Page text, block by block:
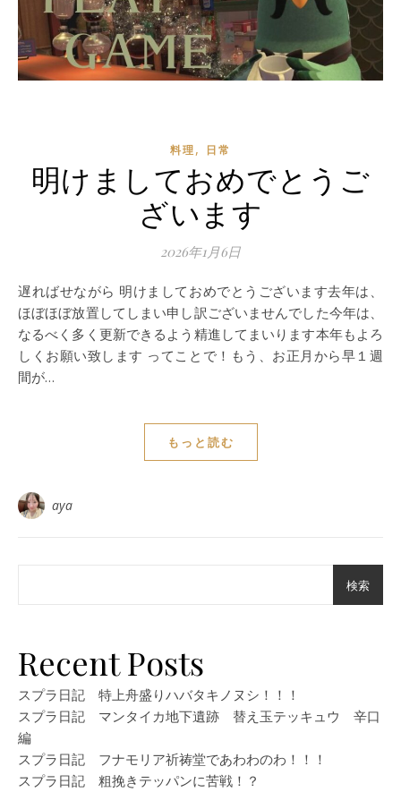
料理, 日常
明けましておめでとうご
ざいます
2026年1月6日
遅ればせながら 明けましておめでとうございます去年は、
ほぼほぼ放置してしまい申し訳ございませんでした今年は、
なるべく多く更新できるよう精進してまいります本年もよろ
しくお願い致します ってことで！もう、お正月から早１週
間が…
もっと読む
aya
検索
Recent Posts
スプラ日記 特上舟盛りハバタキノヌシ！！！
スプラ日記 マンタイカ地下遺跡 替え玉テッキュウ 辛口
編
スプラ日記 フナモリア祈祷堂であわわのわ！！！
スプラ日記 粗挽きテッパンに苦戦！？